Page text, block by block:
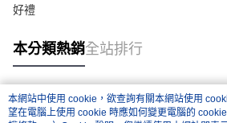
好禮
本分類熱銷全站排行
熱門標籤
本網站中使用 cookie，欲查詢有關本網站使用
望在電腦上使用 cookie 時應如何變更電腦的